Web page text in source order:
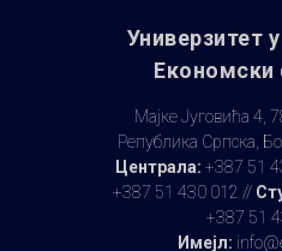
Универзитет
Економски
Мајке Југовића 4,
Република Српска,
Централа: +387 51
+387 51 430 012 //
+387 51
Имејл: